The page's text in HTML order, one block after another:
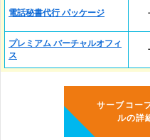
電話秘書代行 パッケージ
プレミアム バーチャルオフィ
ス
サーブコー
ルの詳